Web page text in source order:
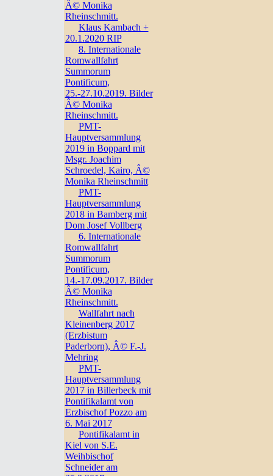
Â© Monika
Rheinschmitt.
Klaus Kambach +
20.1.2020 RIP
8. Internationale
Romwallfahrt
Summorum
Pontificum,
25.-27.10.2019. Bilder
Â© Monika
Rheinschmitt.
PMT-
Hauptversammlung
2019 in Boppard mit
Msgr. Joachim
Schroedel, Kairo, Â©
Monika Rheinschmitt
PMT-
Hauptversammlung
2018 in Bamberg mit
Dom Josef Vollberg
6. Internationale
Romwallfahrt
Summorum
Pontificum,
14.-17.09.2017. Bilder
Â© Monika
Rheinschmitt.
Wallfahrt nach
Kleinenberg 2017
(Erzbistum
Paderborn), Â© F.-J.
Mehring
PMT-
Hauptversammlung
2017 in Billerbeck mit
Pontifikalamt von
Erzbischof Pozzo am
6. Mai 2017
Pontifikalamt in
Kiel von S.E.
Weihbischof
Schneider am